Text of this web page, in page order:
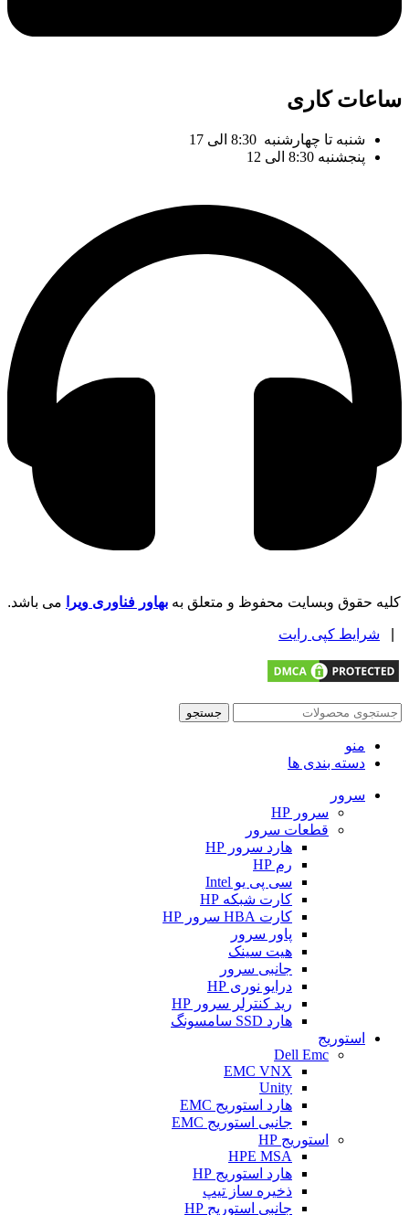
ساعات کاری
شنبه تا چهارشنبه 8:30 الی 17
پنجشنبه 8:30 الی 12
کلیه حقوق وبسایت محفوظ و متعلق به بهاور فناوری ویرا می باشد.
شرایط کپی رایت
جستجو
منو
دسته بندی ها
سرور
سرور HP
قطعات سرور
هارد سرور HP
رم HP
سی پی یو Intel
کارت شبکه HP
کارت HBA سرور HP
پاور سرور
هیت سینک
جانبی سرور
درایو نوری HP
رید کنترلر سرور HP
هارد SSD سامسونگ
استوریج
Dell Emc
EMC VNX
Unity
هارد استوریج EMC
جانبی استوریج EMC
استوریج HP
HPE MSA
هارد استوریج HP
ذخیره ساز تیپ
جانبی استوریج HP